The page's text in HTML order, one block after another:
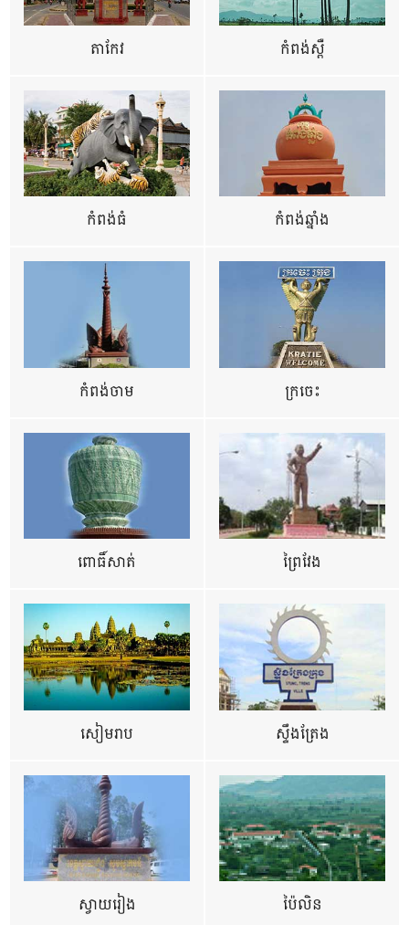
តាកែវ កំពង់ស្ពឺ
កំពង់ធំ កំពង់ឆ្នាំង
កំពង់ចាម ក្រចេះ
ពោធិ៍សាត់ ព្រៃវែង
សៀមរាប ស្ទឹងត្រែង
ស្វាយរៀង ប៉ៃលិន